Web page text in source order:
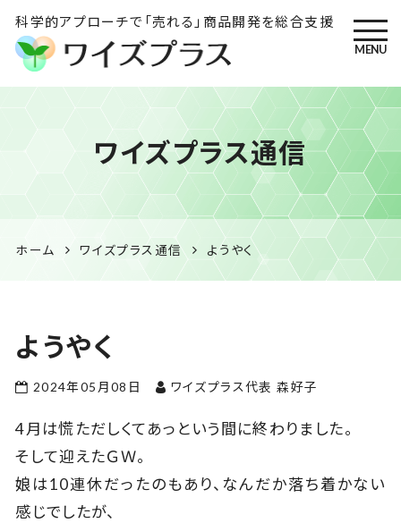
科学的アプローチで「売れる」商品開発を総合支援
ワイズプラス｜鹿児島の特産
品開発・HACCP衛生管理・食
品表示の専門コンサル
MENU
ワイズプラス通信
ホーム ワイズプラス通信 ようやく
ようやく
2024年05月08日 ワイズプラス代表 森好子
4月は慌ただしくてあっという間に終わりました。
そして迎えたＧＷ。
娘は10連休だったのもあり、なんだか落ち着かない
感じでしたが、